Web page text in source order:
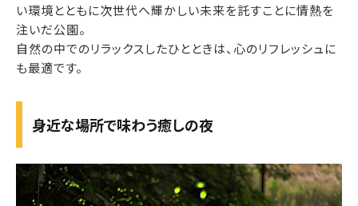
い環境とともに次世代へ輝かしい未来を託すことに情熱を
注いだ公園。
自然の中でのリラックスしたひとときは、心のリフレッシュに
も最適です。
身近な場所で味わう癒しの夜